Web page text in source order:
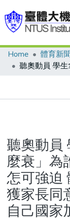
Communities &
Statistics
Home 體育新
聽奧動員
麼衰」為
怎可強迫
獲家長同
自己國家